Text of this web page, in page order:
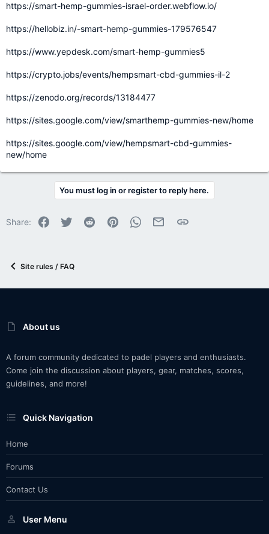
https://smart-hemp-gummies-israel-order.webflow.io/
https://hellobiz.in/-smart-hemp-gummies-179576547
https://www.yepdesk.com/smart-hemp-gummies5
https://crypto.jobs/events/hempsmart-cbd-gummies-il-2
https://zenodo.org/records/13184477
https://sites.google.com/view/smarthemp-gummies-new/home
https://sites.google.com/view/hempsmart-cbd-gummies-
new/home
You must log in or register to reply here.
Share: Facebook
Twitter Reddit PinterestWhatsApp
Email Link
Site rules / FAQ
About us
A forum community dedicated to padel players and enthusiasts.
Come join the discussion about players, gear, matches, scores,
guidelines, and more!
Quick Navigation
Home
Forums
Contact Us
User Menu